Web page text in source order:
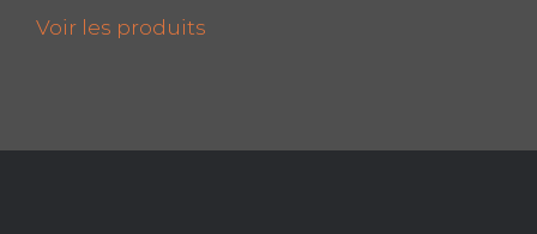
Voir les produits